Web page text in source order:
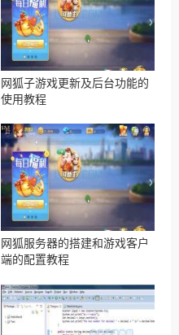
网狐子游戏更新及后台功能的
使用教程
网狐服务器的搭建和游戏客户
端的配置教程